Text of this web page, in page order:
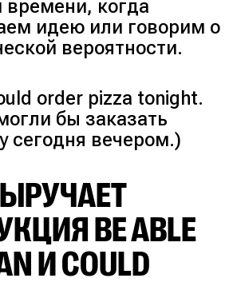
когда
идею или говорим о
вероятности.
order pizza tonight.
бы заказать
сегодня вечером.)
BE ABLE
И COULD